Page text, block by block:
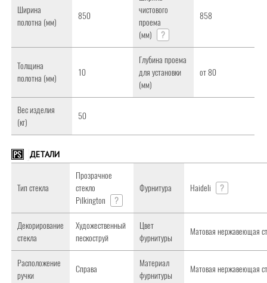
Ширина
полотна (мм)
850
чистового
проема
(мм)
?
858
Толщина
полотна (мм)
10
Глубина проема
для установки
(мм)
от 80
Вес изделия
(кг)
50
ДЕТАЛИ
Тип стекла
Прозрачное
стекло
Pilkington
?
Фурнитура Haideli ?
Декорирование
стекла
Художественный
пескоструй
Цвет
фурнитуры
Матовая нержавеющая
Расположение
ручки
Справа
Материал
фурнитуры
Матовая нержавеющая